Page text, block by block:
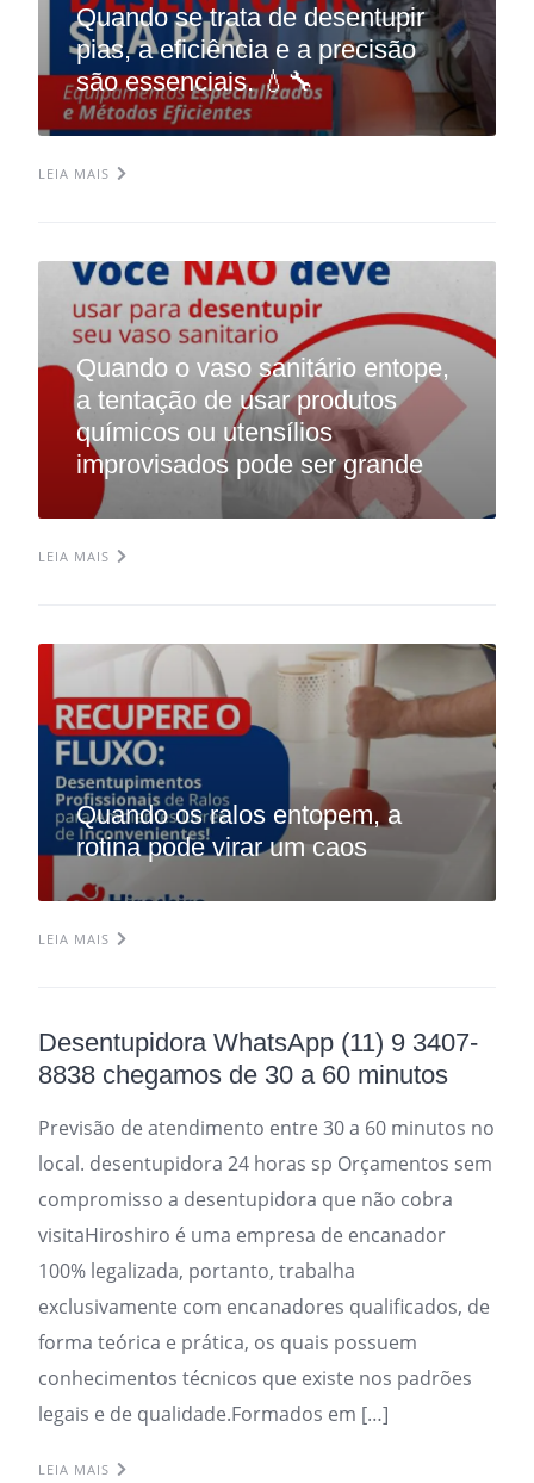
Quando se trata de desentupir
pias, a eficiência e a precisão
são essenciais. 💧🔧
LEIA MAIS
Quando o vaso sanitário entope,
a tentação de usar produtos
químicos ou utensílios
improvisados pode ser grande
LEIA MAIS
Quando os ralos entopem, a
rotina pode virar um caos
LEIA MAIS
Desentupidora WhatsApp (11) 9 3407-
8838 chegamos de 30 a 60 minutos
Previsão de atendimento entre 30 a 60 minutos no
local. desentupidora 24 horas sp Orçamentos sem
compromisso a desentupidora que não cobra
visitaHiroshiro é uma empresa de encanador
100% legalizada, portanto, trabalha
exclusivamente com encanadores qualificados, de
forma teórica e prática, os quais possuem
conhecimentos técnicos que existe nos padrões
legais e de qualidade.Formados em […]
LEIA MAIS